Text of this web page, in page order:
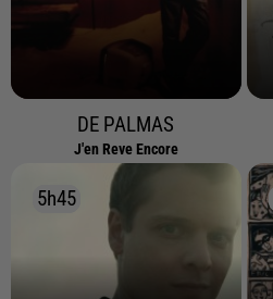
DE PALMAS
J'en Reve Encore
5h45
5h45